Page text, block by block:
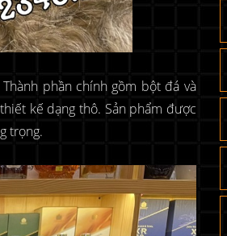
phần chính gồm bột đá và
kế dạng thô. Sản phẩm được
trọng.